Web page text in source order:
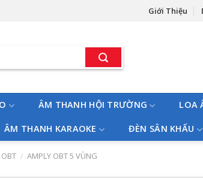
Giới Thiệu
ÂM THANH HỘI TRƯỜNG LOA
ÂM THANH KARAOKE ĐÈN SÂN KHẤU
/ AMPLY OBT 5 VÙNG